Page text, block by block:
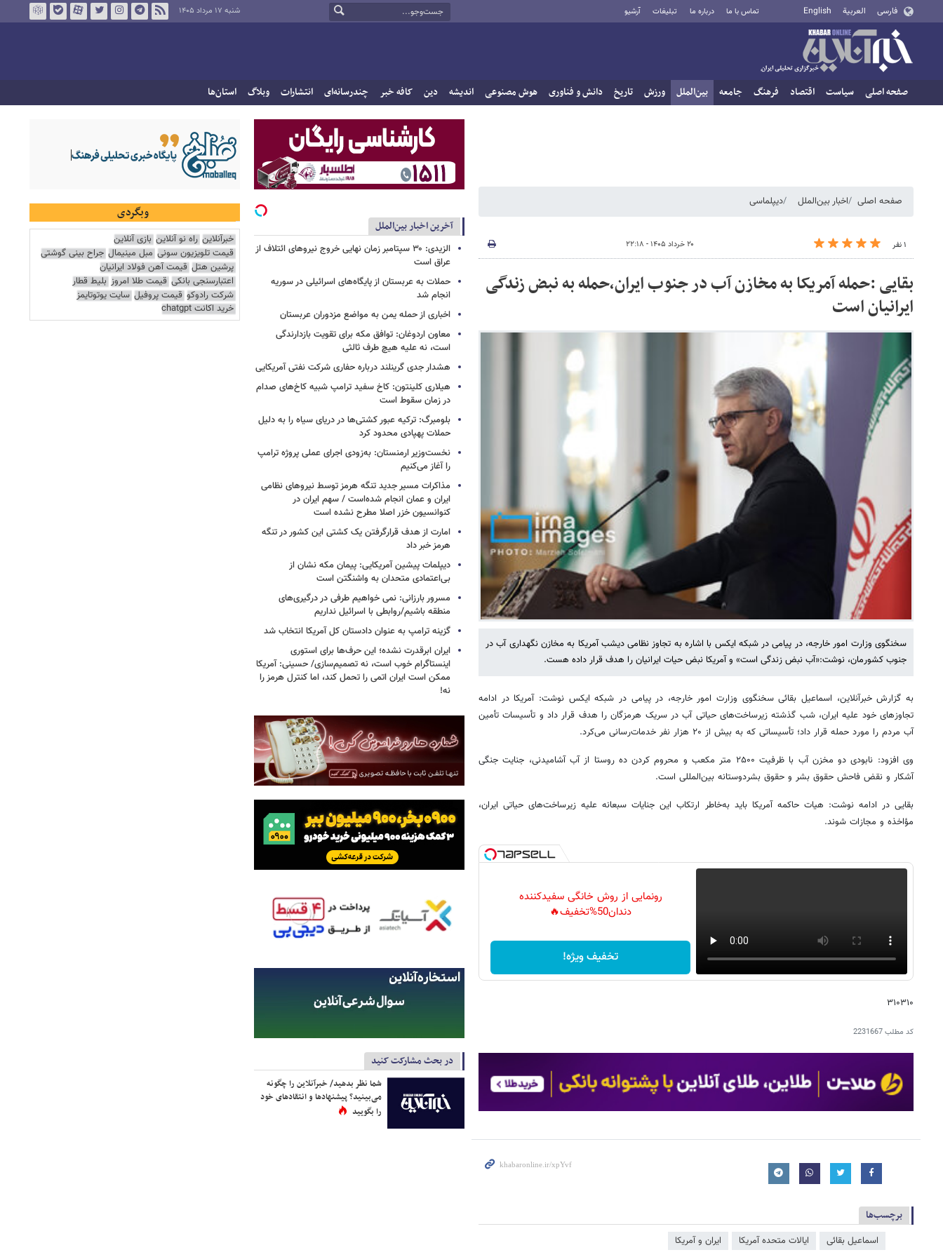
فارسی العربية English تماس با ما درباره ما تبلیغات آرشیو شنبه ۱۷ مرداد ۱۴۰۵
صفحه اصلی سیاست اقتصاد فرهنگ جامعه بین‌الملل ورزش تاریخ دانش و فناوری هوش مصنوعی اندیشه دین کافه خبر چندرسانه‌ای انتشارات وبلاگ استان‌ها
صفحه اصلی اخبار بین‌الملل دیپلماسی
۱ نفر ۲۰ خرداد ۱۴۰۵ - ۲۲:۱۸
بقایی :حمله آمریکا به مخازن آب در جنوب ایران،حمله به نبض زندگی
ایرانیان است
سخنگوی وزارت امور خارجه، در پیامی در شبکه ایکس با اشاره‌ به تجاوز نظامی دیشب آمریکا به مخازن نگهداری آب در
جنوب کشورمان، نوشت:«آب نبض زندگی است» و آمریکا نبض حیات ایرانیان را هدف قرار داده هست.
به گزارش خبرآنلاین، اسماعیل بقائی سخنگوی وزارت امور خارجه، در پیامی در شبکه ایکس نوشت: آمریکا در ادامه
تجاوزهای خود علیه ایران، شب گذشته زیرساخت‌های حیاتی آب در سریک هرمزگان را هدف قرار داد و تأسیسات تأمین
آب مردم را مورد حمله قرار داد؛ تأسیساتی که به بیش از ۲۰ هزار نفر خدمات‌رسانی می‌کرد.
وی افزود: نابودی دو مخزن آب با ظرفیت ۲۵۰۰ متر مکعب و محروم کردن ده روستا از آب آشامیدنی، جنایت جنگی
آشکار و نقض فاحش حقوق بشر و حقوق بشردوستانه بین‌المللی است.
بقایی در ادامه نوشت: هیات حاکمه آمریکا باید به‌خاطر ارتکاب این جنایات سبعانه علیه زیرساخت‌های حیاتی ایران،
مؤاخذه و مجازات شوند.
رونمایی از روش خانگی سفیدکننده
دندان50%تخفیف🔥
تخفیف ویژه!
۳۱۰۳۱۰
کد مطلب2231667
برچسب‌ها
اسماعیل بقائی ایالات متحده آمریکا ایران و آمریکا
آخرین اخبار بین‌الملل
الزیدی: ۳۰ سپتامبر زمان نهایی خروج نیروهای ائتلاف از
عراق است
حملات به عربستان از پایگاه‌های اسرائیلی در سوریه
انجام شد
اخباری از حمله یمن به مواضع مزدوران عربستان
معاون اردوغان: توافق مکه برای تقویت بازدارندگی
است، نه علیه هیچ طرف ثالثی
هشدار جدی گرینلند درباره حفاری شرکت نفتی آمریکایی
هیلاری کلینتون: کاخ سفید ترامپ شبیه کاخ‌های صدام
در زمان سقوط است
بلومبرگ: ترکیه عبور کشتی‌ها در دریای سیاه را به دلیل
حملات پهپادی محدود کرد
نخست‌وزیر ارمنستان: به‌زودی اجرای عملی پروژه ترامپ
را آغاز می‌کنیم
مذاکرات مسیر جدید تنگه هرمز توسط نیروهای نظامی
ایران و عمان انجام شده‌است / سهم ایران در
کنوانسیون خزر اصلا مطرح نشده است
امارت از هدف قرارگرفتن یک کشتی این کشور در تنگه
هرمز خبر داد
دیپلمات پیشین آمریکایی: پیمان مکه نشان از
بی‌اعتمادی متحدان به واشنگتن است
مسرور بارزانی: نمی خواهیم طرفی در درگیری‌های
منطقه باشیم/روابطی با اسرائیل نداریم
گزینه ترامپ به عنوان دادستان کل آمریکا انتخاب شد
ایران ابرقدرت نشده؛ این حرف‌ها برای استوری
اینستاگرام خوب است، نه تصمیم‌سازی/ حسینی: آمریکا
ممکن است ایران اتمی را تحمل کند، اما کنترل هرمز را
نه!
در بحث مشارکت کنید
شما نظر بدهید/ خبرآنلاین را چگونه
می‌بینید؟ پیشنهادها و انتقادهای خود
را بگویید
وبگردی
خبرآنلاین راه نو آنلاین بازی آنلاین
قیمت تلویزیون سونی مبل مینیمال جراح بینی گوشتی
پرشین هتل قیمت آهن فولاد ایرانیان
اعتبارسنجی بانکی قیمت طلا امروز بلیط قطار
شرکت رادوکو قیمت پروفیل سایت یوتوتایمز
خرید اکانت chatgpt